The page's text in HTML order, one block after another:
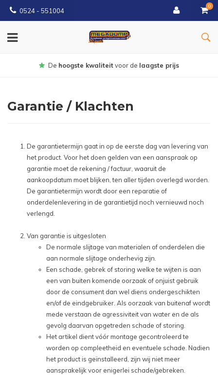
0524 - 551004
0
De hoogste kwaliteitvoor de laagste prijs
Garantie / Klachten
De garantietermijn gaat in op de eerste dag van levering van
het product. Voor het doen gelden van een aanspraak op
garantie moet de rekening / factuur, waaruit de
aankoopdatum moet blijken, ten aller tijden overlegd worden.
De garantietermijn wordt door een reparatie of
onderdelenlevering in de garantietijd noch vernieuwd noch
verlengd.
Van garantie is uitgesloten
De normale slijtage van materialen of onderdelen die
aan normale slijtage onderhevig zijn.
Een schade, gebrek of storing welke te wijten is aan
een van buiten komende oorzaak of onjuist gebruik
door de consument dan wel diens ondergeschikten
en/of de eindgebruiker. Als oorzaak van buitenaf wordt
mede verstaan de agressiviteit van water en de als
gevolg daarvan opgetreden schade of storing.
Het artikel dient vóór montage gecontroleerd te
worden op compleetheid en eventuele schade. Nadien
het product is geïnstalleerd, zijn wij niet meer
aansprakelijk voor enigerlei schade/gebreken.